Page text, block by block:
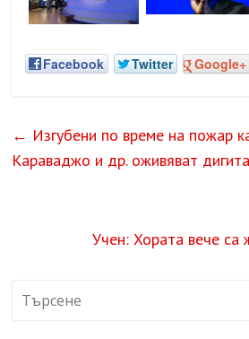
Facebook Twitter Google+
← Изгубени по време на пожар
Караваджо и др. оживяват
Учен: Хората вече са